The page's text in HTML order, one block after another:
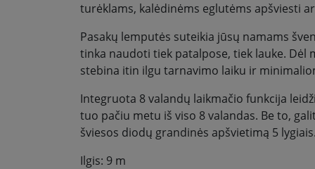
turėklams, kalėdinėms eglutėms apšviesti
Pasakų lemputės suteikia jūsų namams
tinka naudoti tiek patalpose, tiek lauke.
stebina itin ilgu tarnavimo laiku ir
Integruota 8 valandų laikmačio funkcija
tuo pačiu metu iš viso 8 valandas. Be to,
šviesos diodų grandinės apšvietimą 5
Ilgis: 9 m